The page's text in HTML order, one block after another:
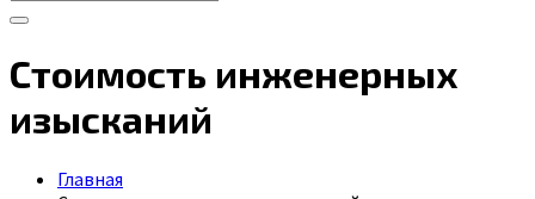
Стоимость инженерных
изысканий
Главная